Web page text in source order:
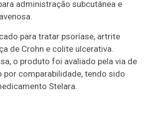
administração subcutânea e
para tratar psoríase, artrite
de Crohn e colite ulcerativa.
o produto foi avaliado pela via de
por comparabilidade, tendo sido
Stelara.